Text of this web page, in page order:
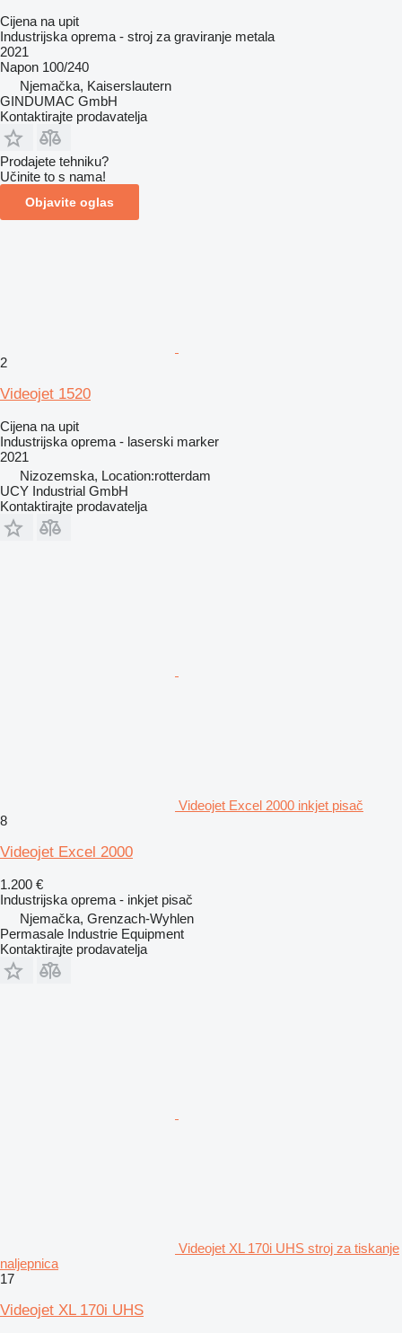
Cijena na upit
Industrijska oprema - stroj za graviranje metala
2021
Napon 100/240
Njemačka, Kaiserslautern
GINDUMAC GmbH
Kontaktirajte prodavatelja
Prodajete tehniku?
Učinite to s nama!
Objavite oglas
2
Videojet 1520
Cijena na upit
Industrijska oprema - laserski marker
2021
Nizozemska, Location:rotterdam
UCY Industrial GmbH
Kontaktirajte prodavatelja
Videojet Excel 2000 inkjet pisač
8
Videojet Excel 2000
1.200 €
Industrijska oprema - inkjet pisač
Njemačka, Grenzach-Wyhlen
Permasale Industrie Equipment
Kontaktirajte prodavatelja
Videojet XL 170i UHS stroj za tiskanje
naljepnica
17
Videojet XL 170i UHS